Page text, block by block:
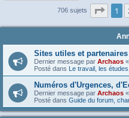
706 sujets Page 1
1
Sites utiles et
Dernier message par Archaos «
Posté dans Le travail, les
Numéros d'Urgences,
Dernier message par Archaos «
Posté dans Guide du forum,